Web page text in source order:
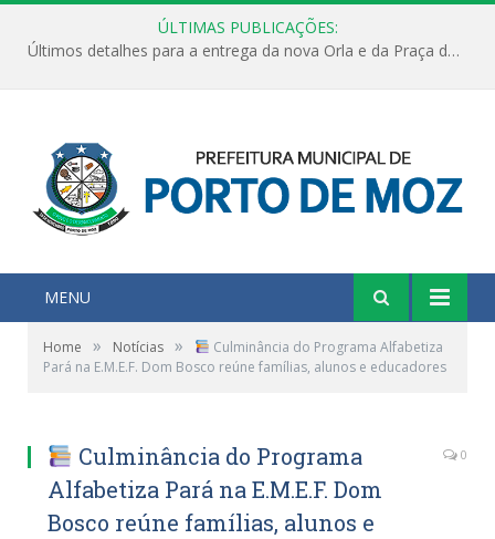
ÚLTIMAS PUBLICAÇÕES:
Últimos detalhes para a entrega da nova Orla e da Praça do Praião
MENU
Home » Notícias »
Culminância do Programa Alfabetiza
Pará na E.M.E.F. Dom Bosco reúne famílias, alunos e educadores
Culminância do Programa
Alfabetiza Pará na E.M.E.F. Dom
Bosco reúne famílias, alunos e
0